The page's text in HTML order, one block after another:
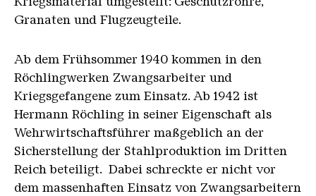
Granaten und Flugzeugteile.
Ab dem Frühsommer 1940 kommen in den
Röchlingwerken Zwangsarbeiter und
Kriegsgefangene zum Einsatz. Ab 1942 ist
Hermann Röchling in seiner Eigenschaft als
Wehrwirtschaftsführer maßgeblich an der
Sicherstellung der Stahlproduktion im Dritten
Reich beteiligt. Dabei schreckte er nicht vor
dem massenhaften Einsatz von Zwangsarbeitern